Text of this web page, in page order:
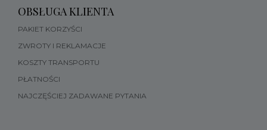
OBSŁUGA KLIENTA
PAKIET KORZYŚCI
ZWROTY I REKLAMACJE
KOSZTY TRANSPORTU
PŁATNOŚCI
NAJCZĘŚCIEJ ZADAWANE PYTANIA